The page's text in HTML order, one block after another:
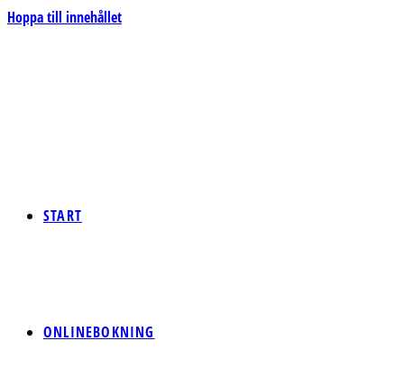
Hoppa till innehållet
START
ONLINEBOKNING